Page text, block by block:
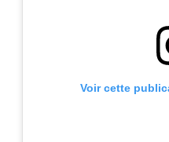
Voir cette